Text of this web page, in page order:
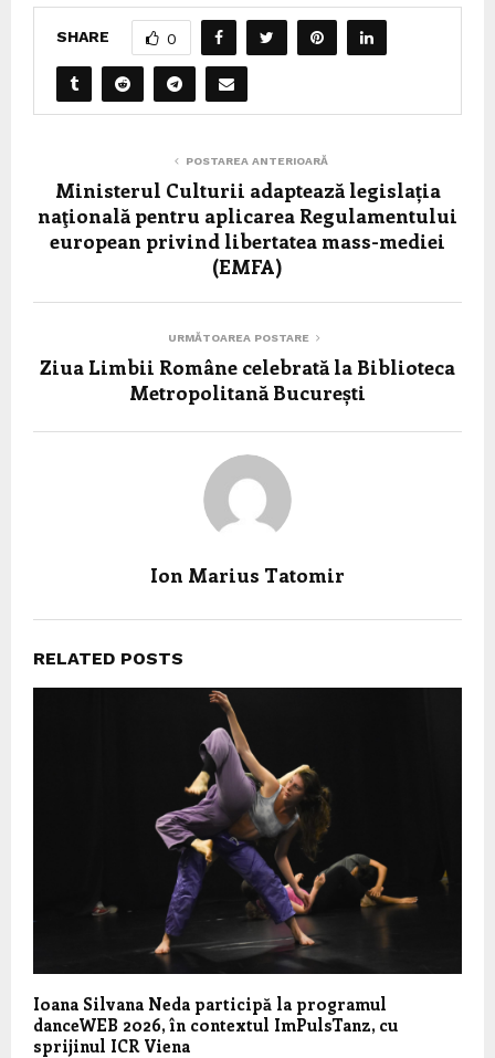
SHARE 0
POSTAREA ANTERIOARĂ
Ministerul Culturii adaptează legislația
naţională pentru aplicarea Regulamentului
european privind libertatea mass-mediei
(EMFA)
URMĂTOAREA POSTARE
Ziua Limbii Române celebrată la Biblioteca
Metropolitană București
Ion Marius Tatomir
RELATED POSTS
Ioana Silvana Neda participă la programul
danceWEB 2026, în contextul ImPulsTanz, cu
sprijinul ICR Viena